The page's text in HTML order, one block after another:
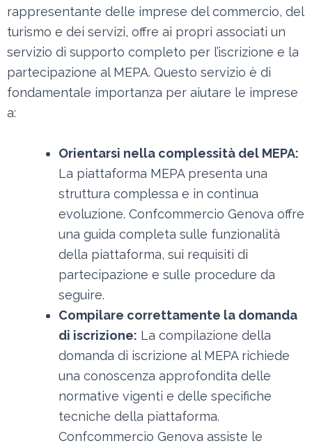
rappresentante delle imprese del commercio, del
turismo e dei servizi, offre ai propri associati un
servizio di supporto completo per l’iscrizione e la
partecipazione al MEPA. Questo servizio è di
fondamentale importanza per aiutare le imprese
a:
Orientarsi nella complessità del MEPA:
La piattaforma MEPA presenta una
struttura complessa e in continua
evoluzione. Confcommercio Genova offre
una guida completa sulle funzionalità
della piattaforma, sui requisiti di
partecipazione e sulle procedure da
seguire.
Compilare correttamente la domanda
di iscrizione: La compilazione della
domanda di iscrizione al MEPA richiede
una conoscenza approfondita delle
normative vigenti e delle specifiche
tecniche della piattaforma.
Confcommercio Genova assiste le